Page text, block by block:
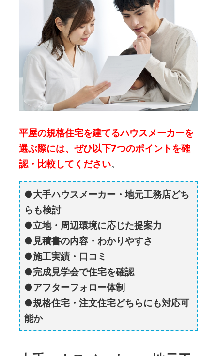
平屋の規格住宅を建てるハウスメーカーを
選ぶ際には、ぜひ以下7つのポイントを確
認・比較してください。
大手ハウスメーカー・地元工務店どち
らも検討
立地・周辺環境に応じた提案力
見積書の内容・わかりやすさ
施工実績・口コミ
完成見学会で住宅を確認
アフターフォロー体制
規格住宅・注文住宅どちらにも対応可
能か